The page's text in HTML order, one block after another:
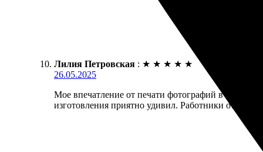
Лилия Петровская : ★ ★ ★ ★ ★
26.05.2025
Мое впечатление от печати фотографий в этой
изготовления приятно удивил. Работники